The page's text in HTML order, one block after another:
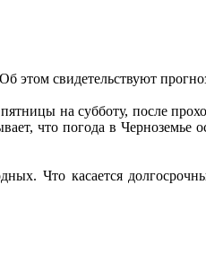
свидетельствуют
на субботу, после
что погода в Черноземье
Что касается